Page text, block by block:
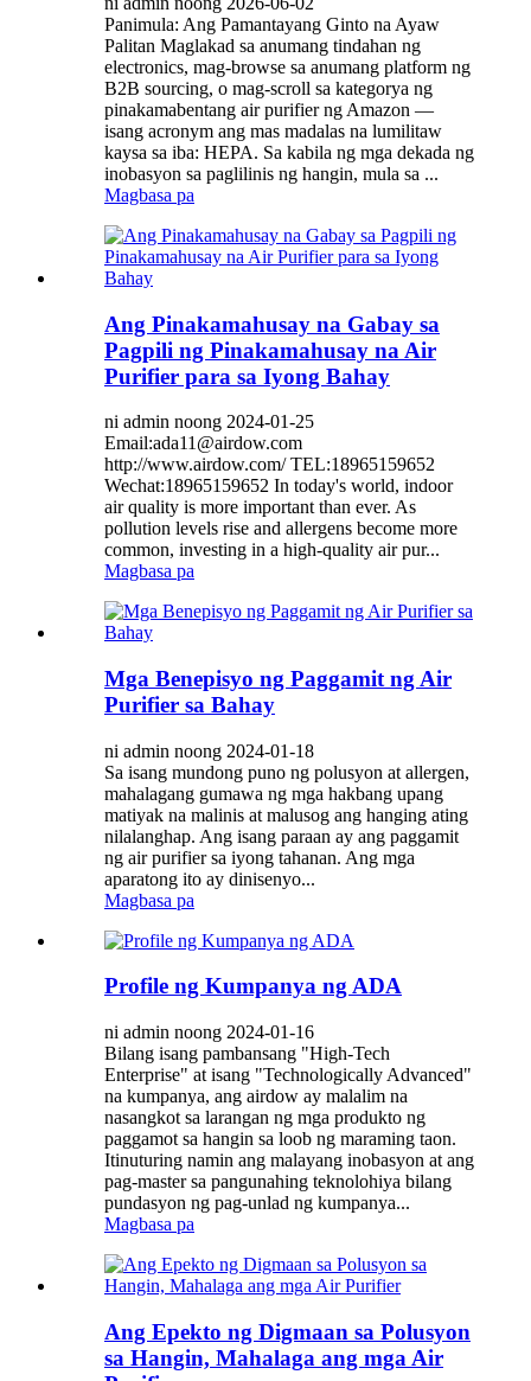
Panimula: Ang Pamantayang Ginto na Ayaw
Palitan Maglakad sa anumang tindahan ng
electronics, mag-browse sa anumang platform ng
B2B sourcing, o mag-scroll sa kategorya ng
pinakamabentang air purifier ng Amazon —
isang acronym ang mas madalas na lumilitaw
kaysa sa iba: HEPA. Sa kabila ng mga dekada ng
inobasyon sa paglilinis ng hangin, mula sa ...
Magbasa pa
Ang Pinakamahusay na Gabay sa
Pagpili ng Pinakamahusay na Air
Purifier para sa Iyong Bahay
ni admin noong 2024-01-25
Email:ada11@airdow.com
http://www.airdow.com/ TEL:18965159652
Wechat:18965159652 In today's world, indoor
air quality is more important than ever. As
pollution levels rise and allergens become more
common, investing in a high-quality air pur...
Magbasa pa
Mga Benepisyo ng Paggamit ng Air
Purifier sa Bahay
ni admin noong 2024-01-18
Sa isang mundong puno ng polusyon at allergen,
mahalagang gumawa ng mga hakbang upang
matiyak na malinis at malusog ang hanging ating
nilalanghap. Ang isang paraan ay ang paggamit
ng air purifier sa iyong tahanan. Ang mga
aparatong ito ay dinisenyo...
Magbasa pa
Profile ng Kumpanya ng ADA
ni admin noong 2024-01-16
Bilang isang pambansang "High-Tech
Enterprise" at isang "Technologically Advanced"
na kumpanya, ang airdow ay malalim na
nasangkot sa larangan ng mga produkto ng
paggamot sa hangin sa loob ng maraming taon.
Itinuturing namin ang malayang inobasyon at ang
pag-master sa pangunahing teknolohiya bilang
pundasyon ng pag-unlad ng kumpanya...
Magbasa pa
Ang Epekto ng Digmaan sa Polusyon
sa Hangin, Mahalaga ang mga Air